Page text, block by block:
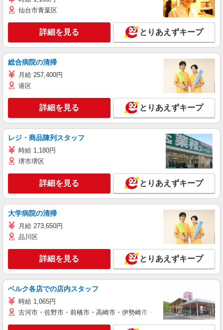
仙台市青葉区
詳細を見る とりあえずキープ
総合病院の清掃
月給 257,400円
港区
詳細を見る とりあえずキープ
レジ・商品陳列スタッフ
時給 1,180円
堺市堺区
詳細を見る とりあえずキープ
大学病院の清掃
月給 273,650円
品川区
詳細を見る とりあえずキープ
ベルク各店での店内スタッフ
時給 1,065円
古河市・佐野市・前橋市・高崎市・伊勢崎市・太田市・館林市・藤